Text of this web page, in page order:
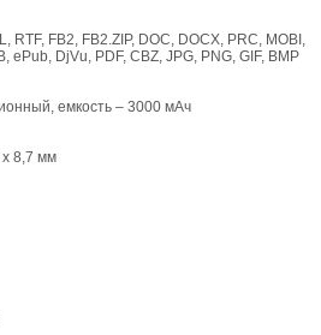
RTF, FB2, FB2.ZIP, DOC, DOCX, PRC, MOBI,
ePub, DjVu, PDF, CBZ, JPG, PNG, GIF, BMP
емкость – 3000 мАч
x 8,7 мм